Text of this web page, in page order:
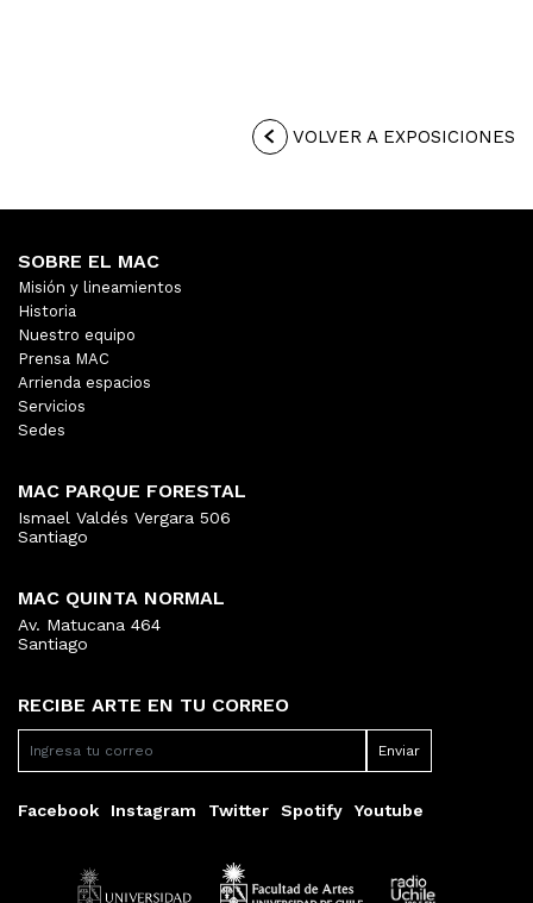
VOLVER A EXPOSICIONES
RECIBE ARTE EN TU CORREO
Facebook Instagram Twitter Spotify Youtube
SOBRE EL MAC
Misión y lineamientos
Historia
Nuestro equipo
Prensa MAC
Arrienda espacios
Servicios
Sedes
MAC PARQUE FORESTAL
Ismael Valdés Vergara 506
Santiago
MAC QUINTA NORMAL
Av. Matucana 464
Santiago